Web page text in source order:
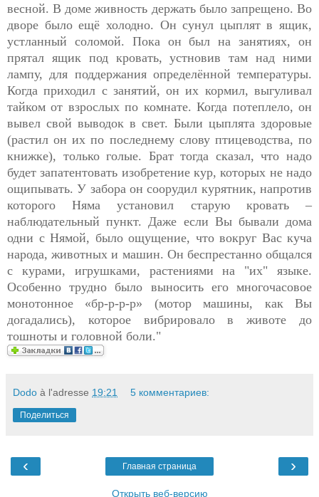
весной. В доме живность держать было запрещено. Во
дворе было ещё холодно. Он сунул цыплят в ящик,
устланный соломой. Пока он был на занятиях, он
прятал ящик под кровать, устновив там над ними
лампу, для поддержания определённой температуры.
Когда приходил с занятий, он их кормил, выгуливал
тайком от взрослых по комнате. Когда потеплело, он
вывел свой выводок в свет. Были цыплята здоровые
(растил он их по последнему слову птицеводства, по
книжке), только голые. Брат тогда сказал, что надо
будет запатентовать изобретение кур, которых не надо
ощипывать. У забора он соорудил курятник, напротив
которого Няма установил старую кровать –
наблюдательный пункт. Даже если Вы бывали дома
одни с Нямой, было ощущение, что вокруг Вас куча
народа, животных и машин. Он беспрестанно общался
с курами, игрушками, растениями на "их" языке.
Особенно трудно было выносить его многочасовое
монотонное «бр-р-р-р» (мотор машины, как Вы
догадались), которое вибрировало в животе до
тошноты и головной боли."
Dodo à l'adresse 19:21 5 комментариев:
Поделиться
‹ ›
Главная страница
Открыть веб-версию